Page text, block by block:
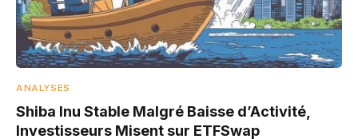
ANALYSES
Shiba Inu Stable Malgré Baisse d’Activité,
Investisseurs Misent sur ETFSwap